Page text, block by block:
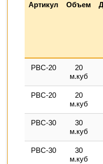
Артикул Объем
РВС-20
20
м.куб
РВС-20
20
м.куб
РВС-30
30
м.куб
РВС-30
30
м.куб